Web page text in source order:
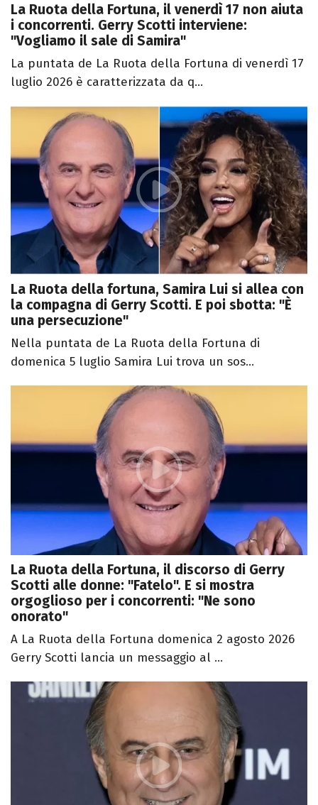
La Ruota della Fortuna, il venerdì 17 non aiuta
i concorrenti. Gerry Scotti interviene:
"Vogliamo il sale di Samira"
La puntata de La Ruota della Fortuna di venerdì 17
luglio 2026 è caratterizzata da q...
La Ruota della fortuna, Samira Lui si allea con
la compagna di Gerry Scotti. E poi sbotta: "È
una persecuzione"
Nella puntata de La Ruota della Fortuna di
domenica 5 luglio Samira Lui trova un sos...
La Ruota della Fortuna, il discorso di Gerry
Scotti alle donne: "Fatelo". E si mostra
orgoglioso per i concorrenti: "Ne sono
onorato"
A La Ruota della Fortuna domenica 2 agosto 2026
Gerry Scotti lancia un messaggio al ...